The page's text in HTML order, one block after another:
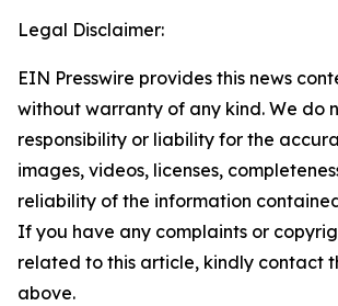
Legal Disclaimer:
EIN Presswire provides this news
without warranty of any kind. We do
responsibility or liability for the
images, videos, licenses,
reliability of the information
If you have any complaints or
related to this article, kindly contact
above.